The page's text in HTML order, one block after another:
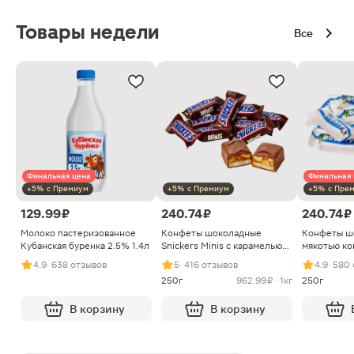
Товары недели Все
Финальная цена
+5% с Премиум
129.99 ₽
Молоко пастеризованное
Кубанская буренка 2.5% 1.4л
4.9· 638 отзывов
В корзину
+5% с Премиум
240.74 ₽
Конфеты шоколадные
Snickers Minis с карамелью
арахисом и нугой
5· 416 отзывов
250г
962.99 ₽ · 1кг
В корзину
Финальная
+5% с
240.74 ₽
Конфеты
мякотью
4.9· 580
250г